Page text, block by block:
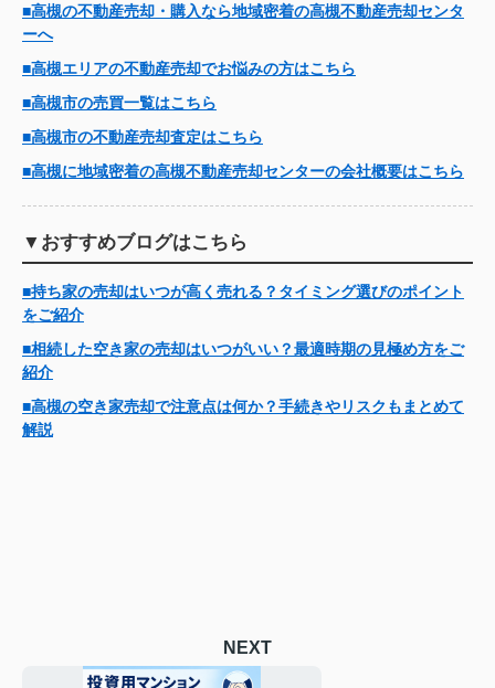
■高槻の不動産売却・購入なら地域密着の高槻不動産売却センタ
ーへ
■高槻エリアの不動産売却でお悩みの方はこちら
■高槻市の売買一覧はこちら
■高槻市の不動産売却査定はこちら
■高槻に地域密着の高槻不動産売却センターの会社概要はこちら
▼おすすめブログはこちら
■持ち家の売却はいつが高く売れる？タイミング選びのポイント
をご紹介
■相続した空き家の売却はいつがいい？最適時期の見極め方をご
紹介
■高槻の空き家売却で注意点は何か？手続きやリスクもまとめて
解説
NEXT